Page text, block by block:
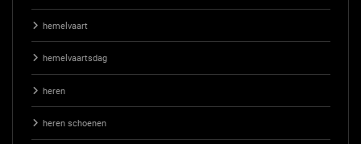
hemelvaart
hemelvaartsdag
heren
heren schoenen